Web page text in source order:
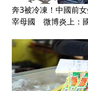
奔3被冷凍！中國前
宰母國 微博炎上：